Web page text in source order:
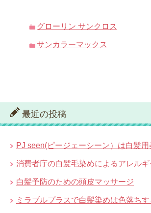
グローリン サンクロス
サンカラーマックス
最近の投稿
PJ seen(ピージェーシーン）は白髪用
消費者庁の白髪毛染めによるアレル
白髪予防のための頭皮マッサージ
ミラブルプラスで白髪染めは色落ちす